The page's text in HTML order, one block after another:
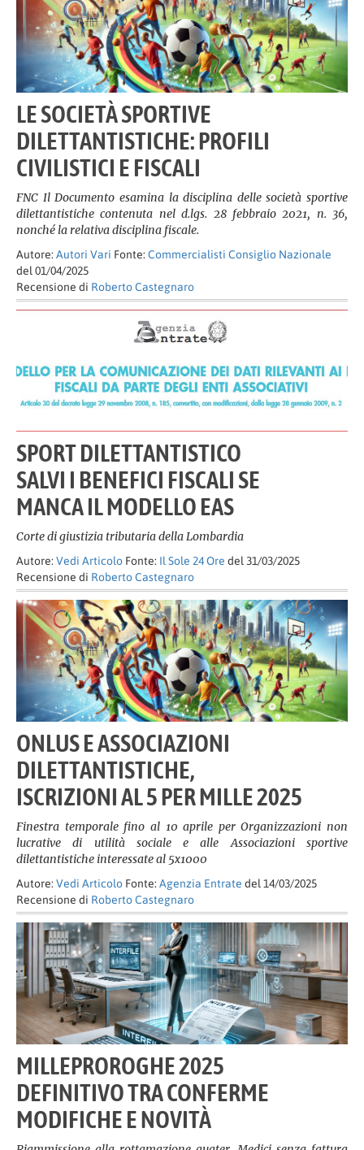
LE SOCIETÀ SPORTIVE
DILETTANTISTICHE: PROFILI
CIVILISTICI E FISCALI
FNC Il Documento esamina la disciplina delle società sportive
dilettantistiche contenuta nel d.lgs. 28 febbraio 2021, n. 36,
nonché la relativa disciplina fiscale.
Autore: Autori Vari Fonte: Commercialisti Consiglio Nazionale
del 01/04/2025
Recensione di Roberto Castegnaro
SPORT DILETTANTISTICO
SALVI I BENEFICI FISCALI SE
MANCA IL MODELLO EAS
Corte di giustizia tributaria della Lombardia
Autore: Vedi Articolo Fonte: Il Sole 24 Ore del 31/03/2025
Recensione di Roberto Castegnaro
ONLUS E ASSOCIAZIONI
DILETTANTISTICHE,
ISCRIZIONI AL 5 PER MILLE 2025
Finestra temporale fino al 10 aprile per Organizzazioni non
lucrative di utilità sociale e alle Associazioni sportive
dilettantistiche interessate al 5x1000
Autore: Vedi Articolo Fonte: Agenzia Entrate del 14/03/2025
Recensione di Roberto Castegnaro
MILLEPROROGHE 2025
DEFINITIVO TRA CONFERME
MODIFICHE E NOVITÀ